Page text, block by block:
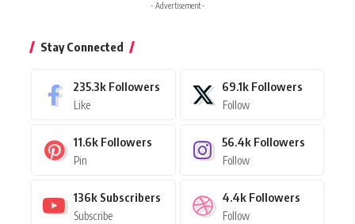
- Advertisement -
Stay Connected
235.3k Followers
Like
69.1k Followers
Follow
11.6k Followers
Pin
56.4k Followers
Follow
136k Subscribers
Subscribe
4.4k Followers
Follow